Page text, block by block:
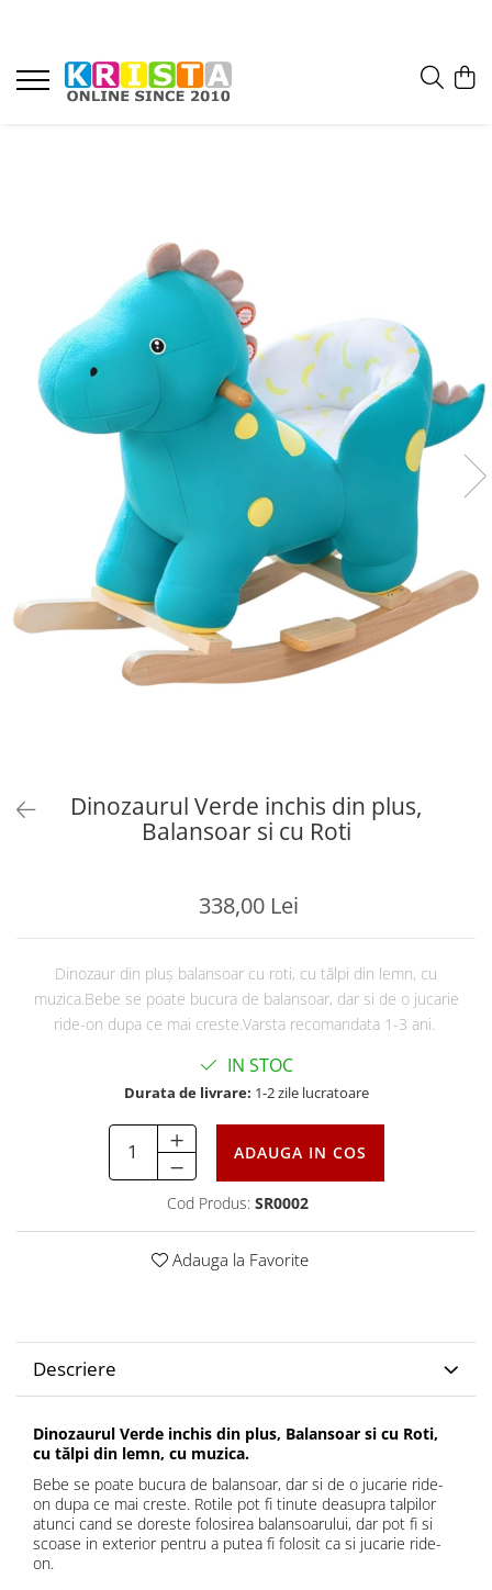
Dinozaurul Verde inchis din plus,
Balansoar si cu Roti
338,00 Lei
Dinozaur din pluş balansoar cu roti, cu tălpi din lemn, cu
muzica.Bebe se poate bucura de balansoar, dar si de o jucarie
ride-on dupa ce mai creste.Varsta recomandata 1-3 ani.
IN STOC
Durata de livrare: 1-2 zile lucratoare
ADAUGA IN COS
Cod Produs: SR0002
Adauga la Favorite
Descriere
Dinozaurul Verde inchis din plus, Balansoar si cu Roti,
cu tălpi din lemn, cu muzica.
Bebe se poate bucura de balansoar, dar si de o jucarie ride-
on dupa ce mai creste. Rotile pot fi tinute deasupra talpilor
atunci cand se doreste folosirea balansoarului, dar pot fi si
scoase in exterior pentru a putea fi folosit ca si jucarie ride-
on.